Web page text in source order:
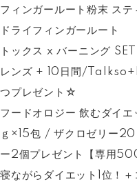
フィンガールート粉末 ス
ドライフィンガールート
トックス x バーニング
レンズ + 10日間/
つプレゼント☆
フードオロジー 飲むダイ
ｇ×15包 / ザクロゼリー20
ー2個プレゼント【専用
寝ながらダイエット1位！